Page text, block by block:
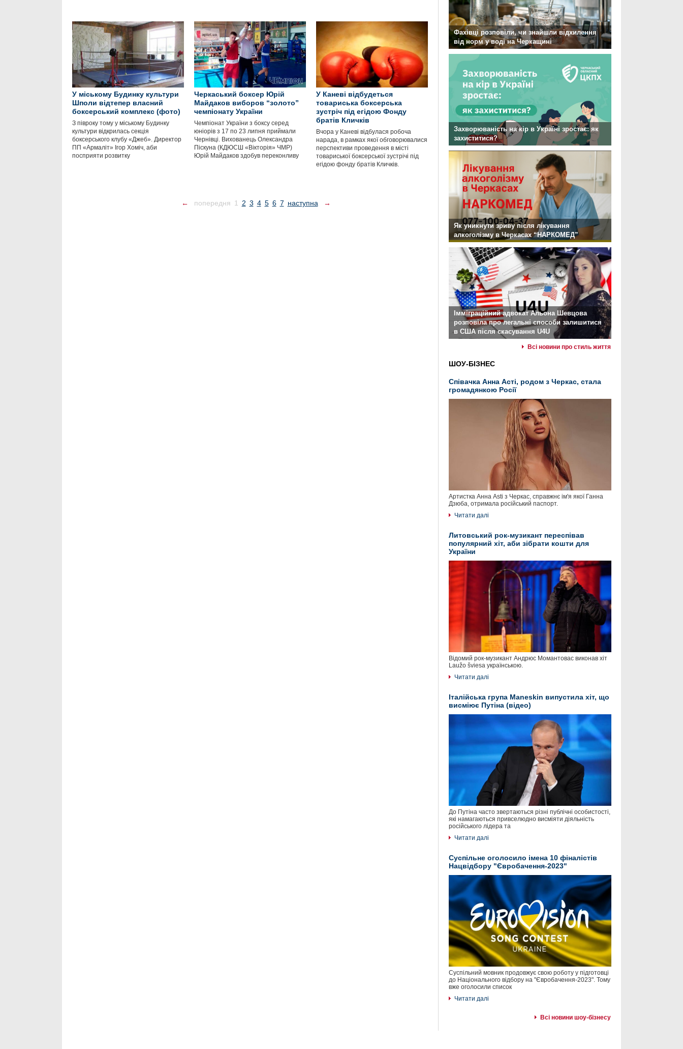
У міському Будинку культури
Шполи відтепер власний
боксерський комплекс (фото)
З півроку тому у міському Будинку
культури відкрилась секція
боксерського клубу «Джеб». Директор
ПП «Армаліт» Ігор Хоміч, аби
посприяти розвитку
Черкаський боксер Юрій
Майдаков виборов “золото”
чемпіонату України
Чемпіонат України з боксу серед
юніорів з 17 по 23 липня приймали
Чернівці. Вихованець Олександра
Піскуна (КДЮСШ «Вікторія» ЧМР)
Юрій Майдаков здобув переконливу
У Каневі відбудеться
товариська боксерська
зустріч під егідою Фонду
братів Кличків
Вчора у Каневі відбулася робоча
нарада, в рамках якої обговорювалися
перспективи проведення в місті
товариської боксерської зустрічі під
егідою фонду братів Кличків.
← попередня 1 2 3 4 5 6 7 наступна →
Фахівці розповіли, чи знайшли відхилення
від норм у воді на Черкащині
Захворюваність на кір в Україні зростає: як
захиститися?
Як уникнути зриву після лікування
алкоголізму в Черкасах “НАРКОМЕД”
Імміграційний адвокат Альона Шевцова
розповіла про легальні способи залишитися
в США після скасування U4U
Всі новини про стиль життя
ШОУ-БІЗНЕС
Співачка Анна Асті, родом з Черкас, стала
громадянкою Росії
Артистка Анна Asti з Черкас, справжнє ім'я якої Ганна
Дзюба, отримала російський паспорт.
Читати далі
Литовський рок-музикант переспівав
популярний хіт, аби зібрати кошти для
України
Відомий рок-музикант Андрюс Момантовас виконав хіт
Laužo šviesa українською.
Читати далі
Італійська група Maneskin випустила хіт, що
висміює Путіна (відео)
До Путіна часто звертаються різні публічні особистості,
які намагаються привселюдно висміяти діяльність
російського лідера та
Читати далі
Суспільне оголосило імена 10 фіналістів
Нацвідбору "Євробачення-2023"
Суспільний мовник продовжує свою роботу у підготовці
до Національного відбору на "Євробачення-2023". Тому
вже оголосили список
Читати далі
Всі новини шоу-бізнесу